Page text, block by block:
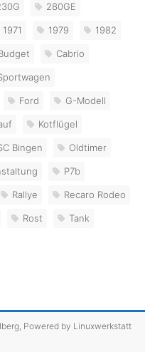
280GE
1971 1979 1982
Cabrio
Ford G-Modell
Kotflügel
Bingen Oldtimer
P7b
Rallye Recaro Rodeo
Rost Tank
Powered by Linuxwerkstatt